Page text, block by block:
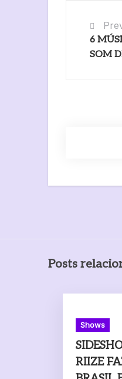
6
SOM
Posts
Shows
RIIZE